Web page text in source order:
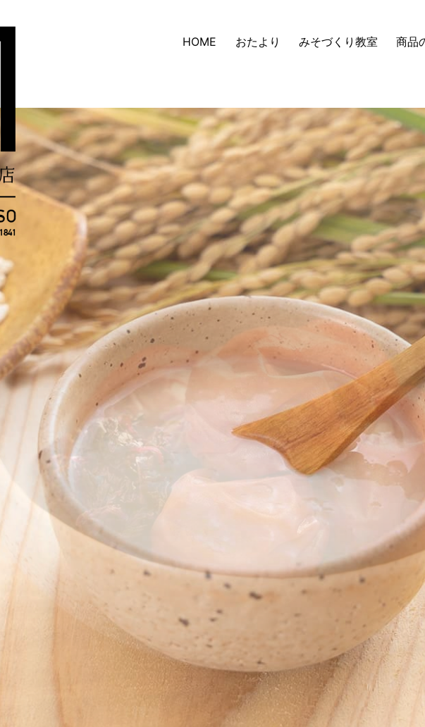
HOME おたより みそづくり教室 商品
HOME
オンラインショップ（Yahoo店）
おたより
カネチョウたより
レシピ
家族を笑顔にする味噌汁の力
イベントのご案内
出張味噌作り講座
麹出来上がり日のご案内
味噌
麹・甘酒
梅・梅干し
麹に込め
カネチョ
アクセス
会社概要
取扱店一覧